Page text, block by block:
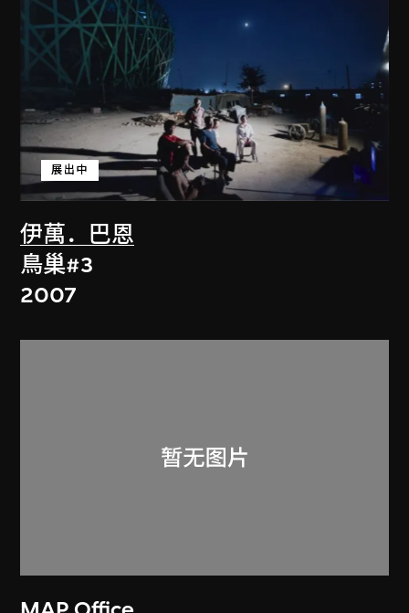
伊萬．巴恩
展出中
鳥巢#3
2007